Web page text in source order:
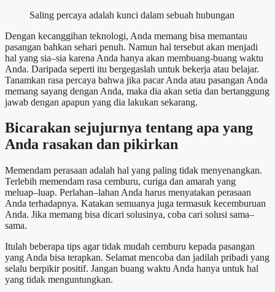
Saling percaya adalah kunci dalam sebuah hubungan
Dengan kecanggihan teknologi, Anda memang bisa memantau
pasangan bahkan sehari penuh. Namun hal tersebut akan menjadi
hal yang sia–sia karena Anda hanya akan membuang-buang waktu
Anda. Daripada seperti itu bergegaslah untuk bekerja atau belajar.
Tanamkan rasa percaya bahwa jika pacar Anda atau pasangan Anda
memang sayang dengan Anda, maka dia akan setia dan bertanggung
jawab dengan apapun yang dia lakukan sekarang.
Bicarakan sejujurnya tentang apa yang
Anda rasakan dan pikirkan
Memendam perasaan adalah hal yang paling tidak menyenangkan.
Terlebih memendam rasa cemburu, curiga dan amarah yang
meluap–luap. Perlahan–lahan Anda harus menyatakan perasaan
Anda terhadapnya. Katakan semuanya juga termasuk kecemburuan
Anda. Jika memang bisa dicari solusinya, coba cari solusi sama–
sama.
Itulah beberapa tips agar tidak mudah cemburu kepada pasangan
yang Anda bisa terapkan. Selamat mencoba dan jadilah pribadi yang
selalu berpikir positif. Jangan buang waktu Anda hanya untuk hal
yang tidak menguntungkan.